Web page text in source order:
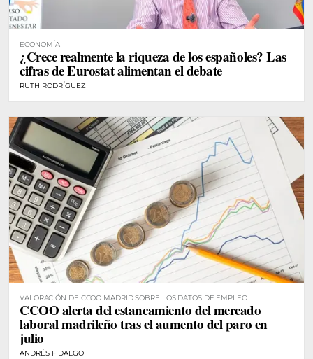
ECONOMÍA
¿Crece realmente la riqueza de los españoles? Las
cifras de Eurostat alimentan el debate
RUTH RODRÍGUEZ
VALORACIÓN DE CCOO MADRID SOBRE LOS DATOS DE EMPLEO
CCOO alerta del estancamiento del mercado
laboral madrileño tras el aumento del paro en
julio
ANDRÉS FIDALGO